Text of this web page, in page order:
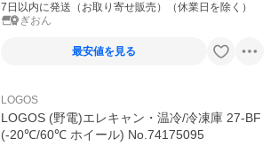
7日以内に発送（お取り寄せ販売）（休業日を除く）
ぎおん
最安値を見る
LOGOS
LOGOS (野電)エレキャン・温冷/冷凍庫 27-BF
(-20℃/60℃ ホイール) No.74175095